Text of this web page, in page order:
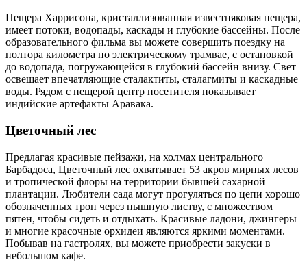
Пещера Харрисона, кристаллизованная известняковая пещера,
имеет потоки, водопады, каскады и глубокие бассейны. После
образовательного фильма вы можете совершить поездку на
полтора километра по электрическому трамвае, с остановкой
до водопада, погружающейся в глубокий бассейн внизу. Свет
освещает впечатляющие сталактиты, сталагмиты и каскадные
воды. Рядом с пещерой центр посетителя показывает
индийские артефакты Аравака.
Цветочный лес
Предлагая красивые пейзажи, на холмах центрального
Барбадоса, Цветочный лес охватывает 53 акров мирных лесов
и тропической флоры на территории бывшей сахарной
плантации. Любители сада могут прогуляться по цепи хорошо
обозначенных троп через пышную листву, с множеством
пятен, чтобы сидеть и отдыхать. Красивые ладони, джингеры
и многие красочные орхидеи являются яркими моментами.
Побывав на гастролях, вы можете приобрести закуски в
небольшом кафе.